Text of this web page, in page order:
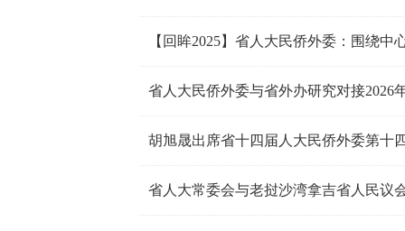
省人大民侨外委与省外办研究对接2026
胡旭晟出席省十四届人大民侨外委第十
省人大常委会与老挝沙湾拿吉省人民议